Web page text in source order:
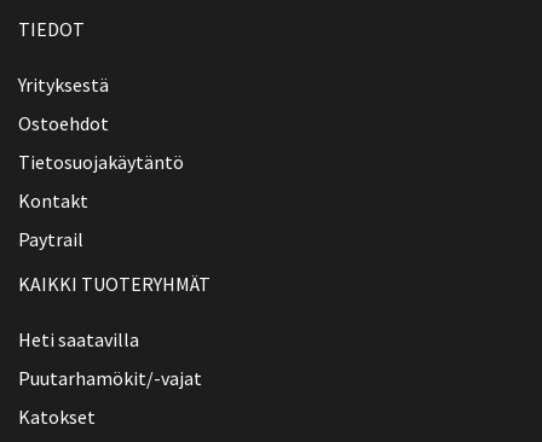
TIEDOT
Yrityksestä
Ostoehdot
Tietosuojakäytäntö
Kontakt
Paytrail
KAIKKI TUOTERYHMÄT
Heti saatavilla
Puutarhamökit/-vajat
Katokset